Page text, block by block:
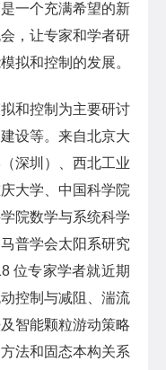
一个充满希望的新
，让专家和学者研
拟和控制的发展。
和控制为主要研讨
设等。来自北京大
深圳）、西北工业
大学、中国科学院
院数学与系统科学
普学会太阳系研究
位专家学者就近期
控制与减阻、湍流
智能颗粒游动策略
法和固态本构关系